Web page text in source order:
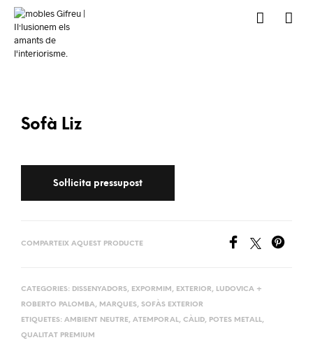
Sofà Liz
COMPARTEIX AQUEST PRODUCTE
CATEGORIES: DISSENYADORS, EXPORMIM , EXTERIOR, LUDOVICA +
ROBERTO PALOMBA, MARQUES, SOFÀS EXTERIOR
ETIQUETES: AMBIENT NEUTRE, ATEMPORAL, CÀLID, POTES METALL,
QUALITAT PREMIUM